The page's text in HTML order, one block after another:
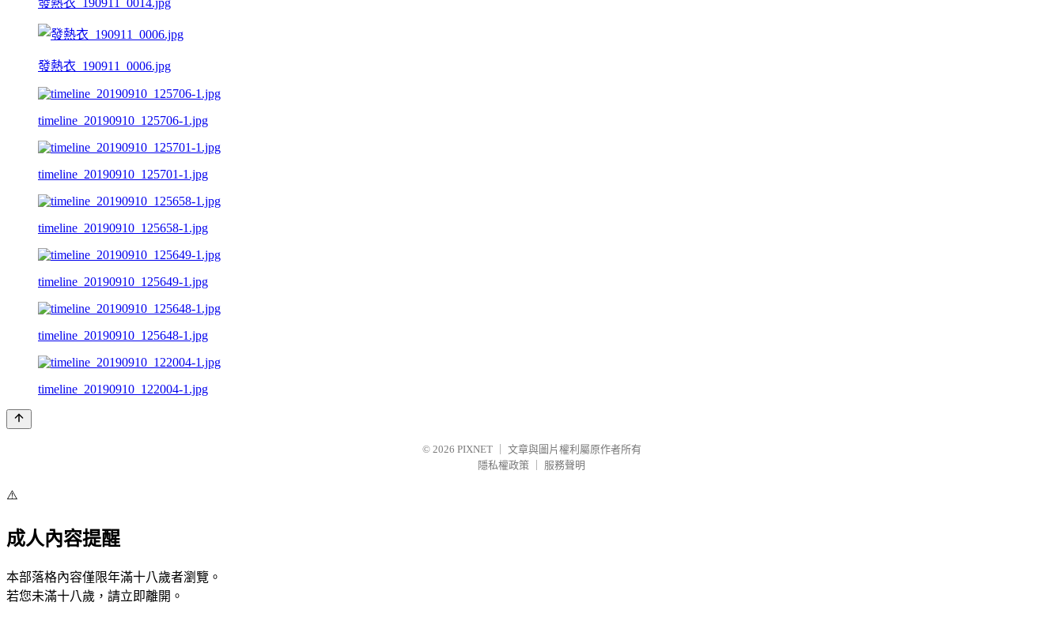
發熱衣_190911_0006.jpg
timeline_20190910_125706-1.jpg
timeline_20190910_125701-1.jpg
timeline_20190910_125658-1.jpg
timeline_20190910_125649-1.jpg
timeline_20190910_125648-1.jpg
timeline_20190910_122004-1.jpg
© 2026 PIXNET
文章與圖片權利屬原作者所有
隱私權政策
服務聲明
⚠️
成人內容提醒
本部落格內容僅限年滿十八歲者瀏覽。
若您未滿十八歲，請立即離開。